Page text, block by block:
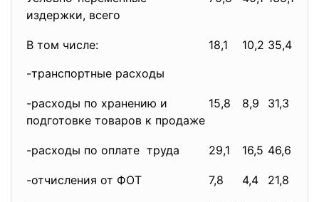
издержки, всего
В том числе:
-транспортные расходы
18,1 10,2 35,4
-расходы по хранению и
подготовке товаров к продаже
15,8 8,9 31,3
-расходы по оплате труда 29,1 16,5 46,6
-отчисления от ФОТ 7,8 4,4 21,8